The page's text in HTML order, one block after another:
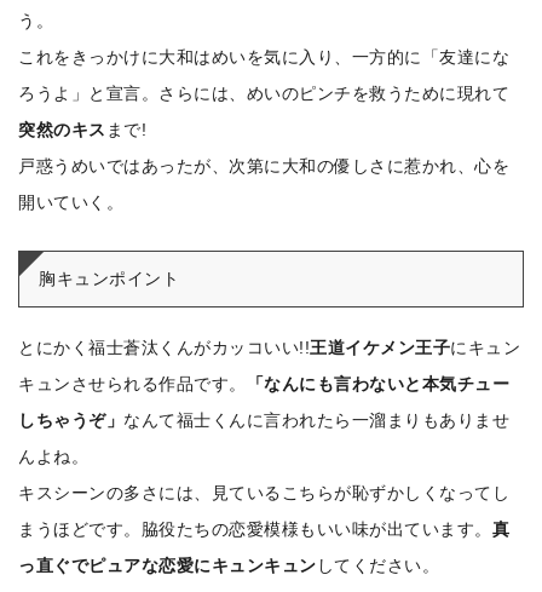
う。
これをきっかけに大和はめいを気に入り、一方的に「友達にな
ろうよ」と宣言。さらには、めいのピンチを救うために現れて
突然のキス まで!
戸惑うめいではあったが、次第に大和の優しさに惹かれ、心を
開いていく。
胸キュンポイント
とにかく福士蒼汰くんがカッコいい!!王道イケメン王子にキュン
キュンさせられる作品です。
「なんにも言わないと本気チュー
しちゃうぞ」 なんて福士くんに言われたら一溜まりもありませ
んよね。
キスシーンの多さには、見ているこちらが恥ずかしくなってし
まうほどです。 脇役たちの恋愛模様もいい味が出ています。 真
っ直ぐでピュアな恋愛にキュンキュン してください。